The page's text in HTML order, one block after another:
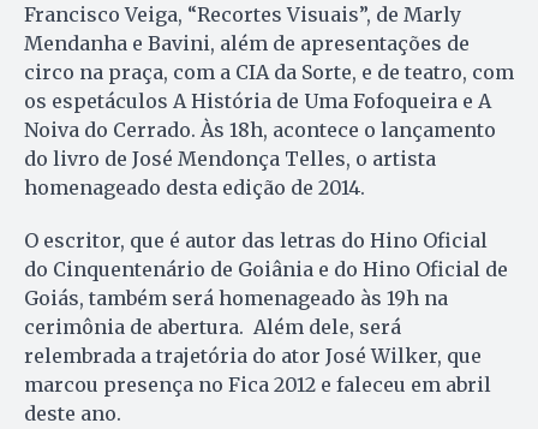
Francisco Veiga, “Recortes Visuais”, de Marly
Mendanha e Bavini, além de apresentações de
circo na praça, com a CIA da Sorte, e de teatro, com
os espetáculos A História de Uma Fofoqueira e A
Noiva do Cerrado. Às 18h, acontece o lançamento
do livro de José Mendonça Telles, o artista
homenageado desta edição de 2014.
O escritor, que é autor das letras do Hino Oficial
do Cinquentenário de Goiânia e do Hino Oficial de
Goiás, também será homenageado às 19h na
cerimônia de abertura. Além dele, será
relembrada a trajetória do ator José Wilker, que
marcou presença no Fica 2012 e faleceu em abril
deste ano.